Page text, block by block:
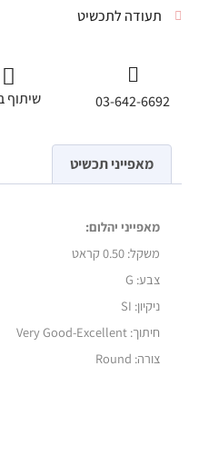
תעודה לתכשיט
03-642-6692 שיתוף
מאפייני תכשיט
מאפייני יהלום:
משקל: 0.50 קראט
צבע: G
ניקיון: SI
חיתוך: Very Good-Excellent
צורה: Round